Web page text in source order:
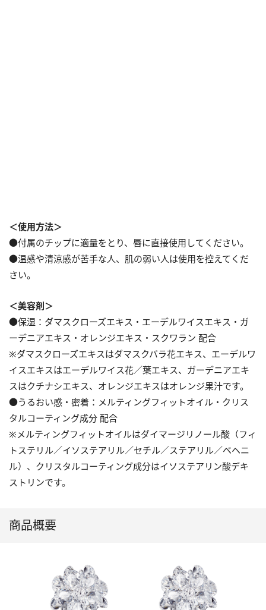
＜使用方法＞
●付属のチップに適量をとり、唇に直接使用してください。
●温感や清涼感が苦手な人、肌の弱い人は使用を控えてくだ
さい。
＜美容剤＞
●保湿：ダマスクローズエキス・エーデルワイスエキス・ガ
ーデニアエキス・オレンジエキス・スクワラン 配合
※ダマスクローズエキスはダマスクバラ花エキス、エーデルワ
イスエキスはエーデルワイス花／葉エキス、ガーデニアエキ
スはクチナシエキス、オレンジエキスはオレンジ果汁です。
●うるおい感・密着：メルティングフィットオイル・クリス
タルコーティング成分 配合
※メルティングフィットオイルはダイマージリノール酸（フィ
トステリル／イソステアリル／セチル／ステアリル／ベヘニ
ル）、クリスタルコーティング成分はイソステアリン酸デキ
ストリンです。
商品概要